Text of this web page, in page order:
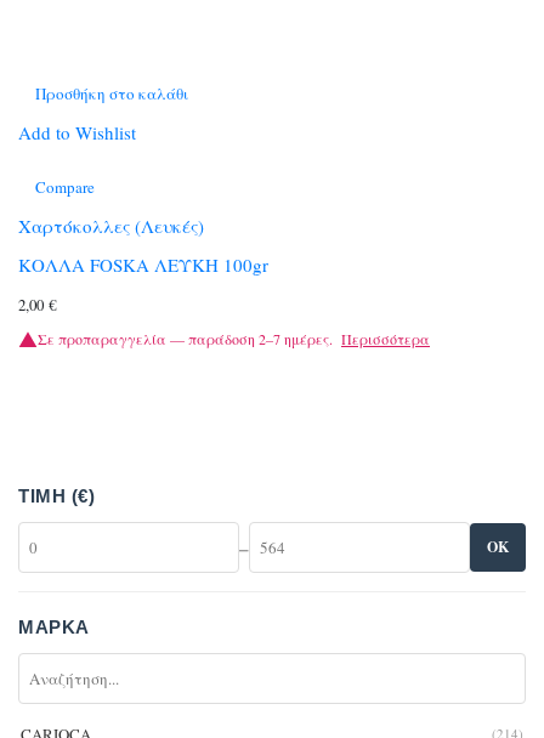
Προσθήκη στο καλάθι
Add to Wishlist
Compare
Χαρτόκολλες (Λευκές)
ΚΟΛΛΑ FOSKA ΛΕΥΚΗ 100gr
2,00 €
Σε προπαραγγελία — παράδοση 2–7 ημέρες. Περισσότερα
ΤΙΜΉ (€)
– OK
ΜΆΡΚΑ
(214)